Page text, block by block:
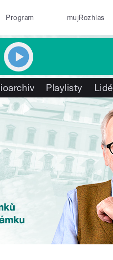
Program mujRozhlas
Playlisty Lidé